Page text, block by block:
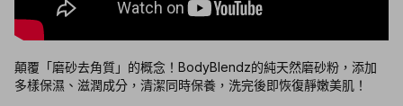
顛覆「磨砂去角質」的概念！BodyBlendz的純天然磨砂粉，添加
多樣保濕、滋潤成分，清潔同時保養，洗完後即恢復靜嫩美肌！